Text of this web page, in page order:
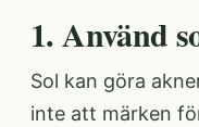
1. Använd
Sol kan göra
inte att märken